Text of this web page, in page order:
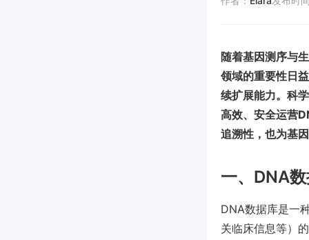
随着基因测序与
领域的重要性日
续扩展能力。科
高效、安全运营
追溯性，也为基
一、DNA
DNA数据库是一
关临床信息等）